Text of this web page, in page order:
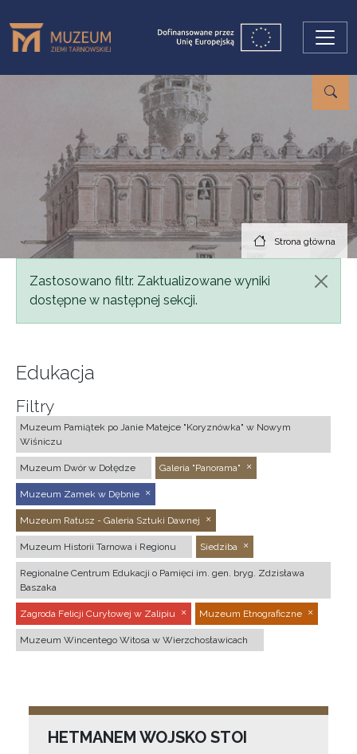
Strona główna
Komunikat
Zastosowano filtr. Zaktualizowane wyniki
dostępne w następnej sekcji.
Edukacja
Filtry
Muzeum Pamiątek po Janie Matejce "Koryznówka" w Nowym
Wiśniczu
Muzeum Dwór w Dołędze Galeria "Panorama"
Muzeum Zamek w Dębnie
Muzeum Ratusz - Galeria Sztuki Dawnej
Muzeum Historii Tarnowa i Regionu Siedziba
Regionalne Centrum Edukacji o Pamięci im. gen. bryg. Zdzisława
Baszaka
Zagroda Felicji Curyłowej w Zalipiu Muzeum Etnograficzne
Muzeum Wincentego Witosa w Wierzchosławicach
HETMANEM WOJSKO STOI